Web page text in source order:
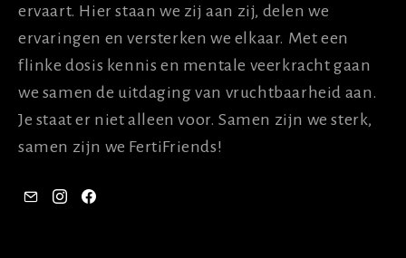
ervaart. Hier staan we zij aan zij, delen we
ervaringen en versterken we elkaar. Met een
flinke dosis kennis en mentale veerkracht gaan
we samen de uitdaging van vruchtbaarheid aan.
Je staat er niet alleen voor. Samen zijn we sterk,
samen zijn we FertiFriends!